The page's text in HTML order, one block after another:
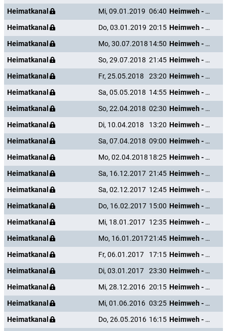
Heimatkanal
Mi, 09.01.2019 06:40
Heimweh - Dort wo die Blumen blühn
Heimatkanal
Do, 03.01.2019 20:15
Heimweh - Dort wo die Blumen blühn
Heimatkanal
Mo, 30.07.2018 14:50
Heimweh - Dort wo die Blumen blühn
Heimatkanal
So, 29.07.2018 21:45
Heimweh - Dort wo die Blumen blühn
Heimatkanal
Fr, 25.05.2018 23:20
Heimweh - Dort wo die Blumen blühn
Heimatkanal
Sa, 05.05.2018 14:55
Heimweh - Dort wo die Blumen blühn
Heimatkanal
So, 22.04.2018 02:30
Heimweh - Dort wo die Blumen blühn
Heimatkanal
Di, 10.04.2018 13:20
Heimweh - Dort wo die Blumen blühn
Heimatkanal
Sa, 07.04.2018 09:00
Heimweh - Dort wo die Blumen blühn
Heimatkanal
Mo, 02.04.2018 18:25
Heimweh - Dort wo die Blumen blühn
Heimatkanal
Sa, 16.12.2017 21:45
Heimweh - Dort wo die Blumen blühn
Heimatkanal
Sa, 02.12.2017 12:45
Heimweh - Dort wo die Blumen blühn
Heimatkanal
Do, 16.02.2017 15:00
Heimweh - Dort wo die Blumen blühn
Heimatkanal
Mi, 18.01.2017 12:35
Heimweh - Dort wo die Blumen blühn
Heimatkanal
Mo, 16.01.201721:45
Heimweh - Dort wo die Blumen blühn
Heimatkanal
Fr, 06.01.2017 17:15
Heimweh - Dort wo die Blumen blühn
Heimatkanal
Di, 03.01.2017 23:30
Heimweh - Dort wo die Blumen blühn
Heimatkanal
Mi, 28.12.2016 20:15
Heimweh - Dort wo die Blumen blühn
Heimatkanal
Mi, 01.06.2016 03:25
Heimweh - Dort wo die Blumen blühn
Heimatkanal
Do, 26.05.2016 16:15
Heimweh - Dort wo die Blumen blühn